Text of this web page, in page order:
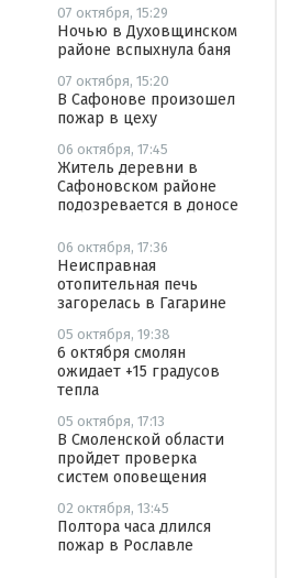
07 октября, 15:29
Ночью в Духовщинском
районе вспыхнула баня
07 октября, 15:20
В Сафонове произошел
пожар в цеху
06 октября, 17:45
Житель деревни в
Сафоновском районе
подозревается в доносе
06 октября, 17:36
Неисправная
отопительная печь
загорелась в Гагарине
05 октября, 19:38
6 октября смолян
ожидает +15 градусов
тепла
05 октября, 17:13
В Смоленской области
пройдет проверка
систем оповещения
02 октября, 13:45
Полтора часа длился
пожар в Рославле